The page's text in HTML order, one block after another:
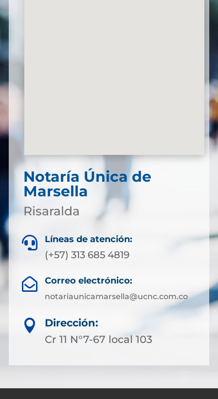
Notaría Única de
Marsella
Risaralda
 Líneas de atención:
(+57) 313 685 4819
 Correo electrónico:
notariaunicamarsella@ucnc.com.co

Dirección:
Cr 11 N°7-67 local 103